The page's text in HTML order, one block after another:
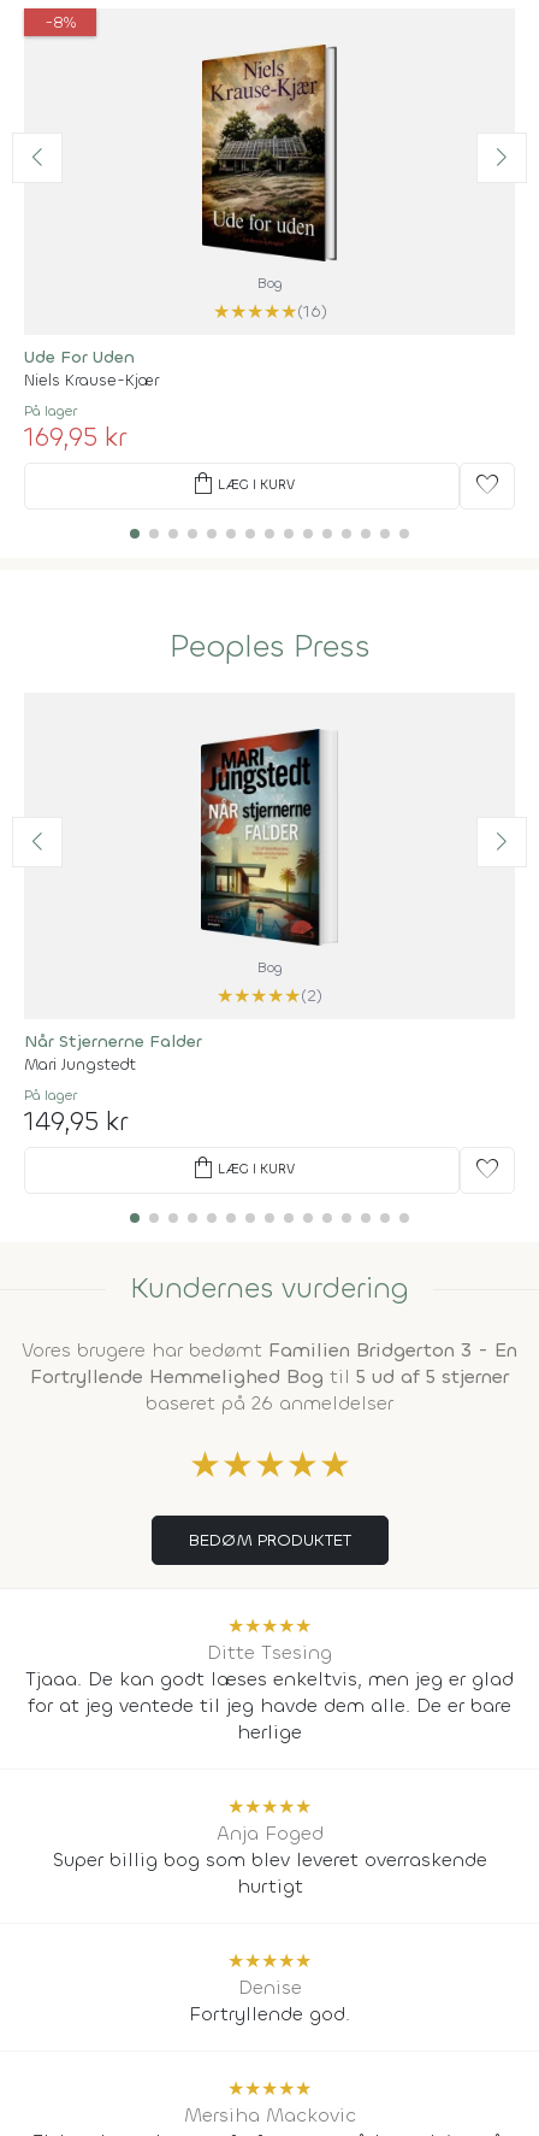
-8%
Bog
★★★★★(16)
Ude For Uden
Niels Krause-Kjær
På lager
169,95 kr
shopping_bag LÆG I KURV favorite
Peoples Press
Bog
★★★★★(2)
Når Stjernerne Falder
Mari Jungstedt
På lager
149,95 kr
shopping_bag LÆG I KURV favorite
Kundernes vurdering
Vores brugere har bedømt Familien Bridgerton 3 - En
Fortryllende Hemmelighed Bog til 5 ud af 5 stjerner
baseret på 26 anmeldelser
★★★★★
BEDØM PRODUKTET
★★★★★
Ditte Tsesing
Tjaaa. De kan godt læses enkeltvis, men jeg er glad
for at jeg ventede til jeg havde dem alle. De er bare
herlige
★★★★★
Anja Foged
Super billig bog som blev leveret overraskende
hurtigt
★★★★★
Denise
Fortryllende god.
★★★★★
Mersiha Mackovic